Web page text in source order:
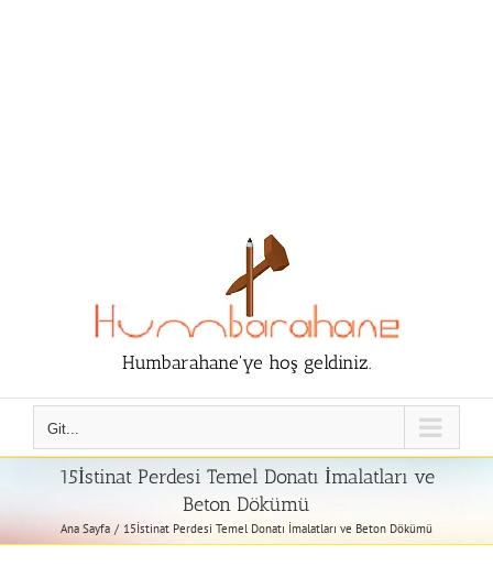
Humbarahane'ye hoş geldiniz.
Git...
15İstinat Perdesi Temel Donatı İmalatları ve
Beton Dökümü
Ana Sayfa 15İstinat Perdesi Temel Donatı İmalatları ve Beton Dökümü